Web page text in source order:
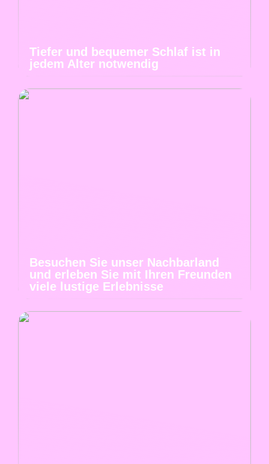
Tiefer und bequemer Schlaf ist in
jedem Alter notwendig
Besuchen Sie unser Nachbarland
und erleben Sie mit Ihren Freunden
viele lustige Erlebnisse